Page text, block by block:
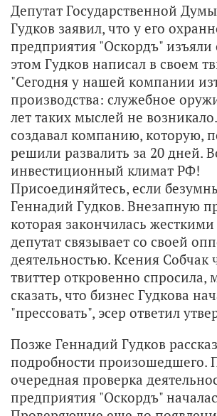
Депутат Государственной
Гудков заявил, что у его
предприятия "Оскордъ"
этом Гудков написал в своем
"Сегодня у нашей компании
производства: служебное
лет таких мыслей не
создавал компанию, которую,
решили развалить за 20 дней.
инвестиционный климат РФ!
Присоединяйтесь, если
Геннадий Гудков. Внезапную
которая закончилась
депутат связывает со своей
деятельностью. Ксения Собчак
твиттер откровенно спросила,
сказать, что бизнес Гудкова
"прессовать", эсер ответил
Позже Геннадий Гудков
подробности произошедшего.
очередная проверка
предприятия "Оскордъ"